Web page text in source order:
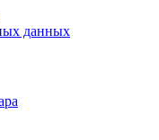
данных